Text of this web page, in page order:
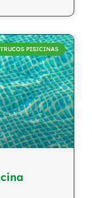
TRUCOS PISICINAS